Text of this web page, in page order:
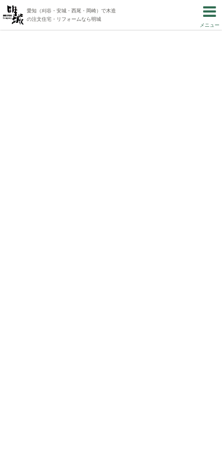
愛知（刈谷・安城・西尾・岡崎）で木造
の注文住宅・リフォームなら明城
メニュー